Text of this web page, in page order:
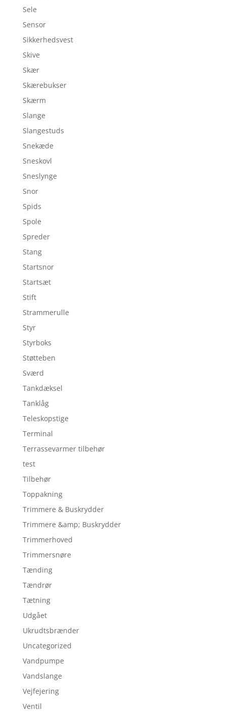
Sele
Sensor
Sikkerhedsvest
Skive
Skær
Skærebukser
Skærm
Slange
Slangestuds
Snekæde
Sneskovl
Sneslynge
Snor
Spids
Spole
Spreder
Stang
Startsnor
Startsæt
Stift
Strammerulle
Styr
Styrboks
Støtteben
Sværd
Tankdæksel
Tanklåg
Teleskopstige
Terminal
Terrassevarmer tilbehør
test
Tilbehør
Toppakning
Trimmere & Buskrydder
Trimmere &amp; Buskrydder
Trimmerhoved
Trimmersnøre
Tænding
Tændrør
Tætning
Udgået
Ukrudtsbrænder
Uncategorized
Vandpumpe
Vandslange
Vejfejering
Ventil